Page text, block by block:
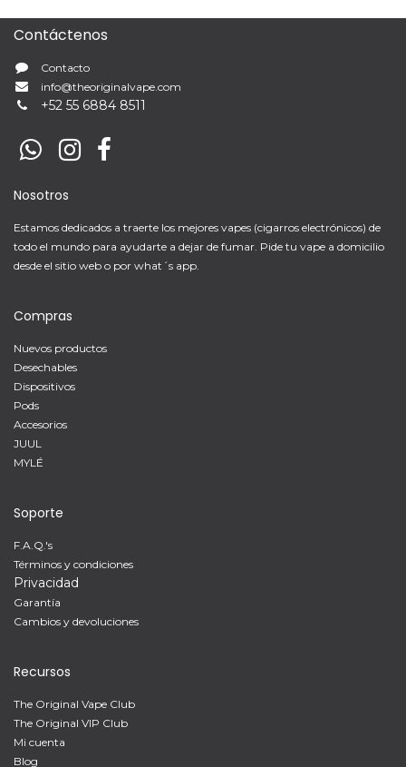
Contáctenos
Contacto
info@theoriginalvape.com
+52 55 6884 8511
Nosotros
Estamos dedicados a traerte los mejores vapes (cigarros electrónicos) de
todo el mundo para ayudarte a dejar de fumar. Pide tu vape a domicilio
desde el sitio web o por what´s app.
Compras
Nuevos productos
Desechables
Dispositivos
Pods
Accesorios
JUUL
MYLÉ
Soporte
F.A.Q.'s
Términos y condiciones
Privacidad
Garantía
Cambios y devoluciones
Recursos
The Original Vape Club
The Original VIP Club
Mi cuenta
Blog